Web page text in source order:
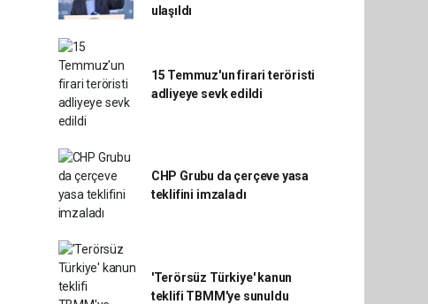
ulaşıldı
15 Temmuz'un firari teröristi
adliyeye sevk edildi
CHP Grubu da çerçeve yasa
teklifini imzaladı
'Terörsüz Türkiye' kanun
teklifi TBMM'ye sunuldu